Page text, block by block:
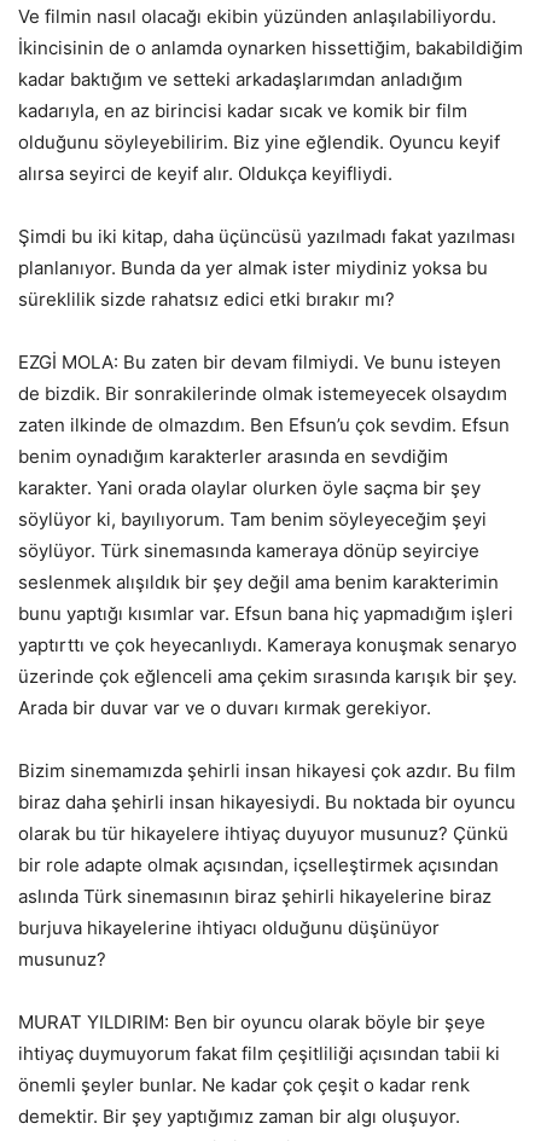
Ve filmin nasıl olacağı ekibin yüzünden anlaşılabiliyordu.
İkincisinin de o anlamda oynarken hissettiğim, bakabildiğim
kadar baktığım ve setteki arkadaşlarımdan anladığım
kadarıyla, en az birincisi kadar sıcak ve komik bir film
olduğunu söyleyebilirim. Biz yine eğlendik. Oyuncu keyif
alırsa seyirci de keyif alır. Oldukça keyifliydi.
Şimdi bu iki kitap, daha üçüncüsü yazılmadı fakat yazılması
planlanıyor. Bunda da yer almak ister miydiniz yoksa bu
süreklilik sizde rahatsız edici etki bırakır mı?
EZGİ MOLA: Bu zaten bir devam filmiydi. Ve bunu isteyen
de bizdik. Bir sonrakilerinde olmak istemeyecek olsaydım
zaten ilkinde de olmazdım. Ben Efsun’u çok sevdim. Efsun
benim oynadığım karakterler arasında en sevdiğim
karakter. Yani orada olaylar olurken öyle saçma bir şey
söylüyor ki, bayılıyorum. Tam benim söyleyeceğim şeyi
söylüyor. Türk sinemasında kameraya dönüp seyirciye
seslenmek alışıldık bir şey değil ama benim karakterimin
bunu yaptığı kısımlar var. Efsun bana hiç yapmadığım işleri
yaptırttı ve çok heyecanlıydı. Kameraya konuşmak senaryo
üzerinde çok eğlenceli ama çekim sırasında karışık bir şey.
Arada bir duvar var ve o duvarı kırmak gerekiyor.
Bizim sinemamızda şehirli insan hikayesi çok azdır. Bu film
biraz daha şehirli insan hikayesiydi. Bu noktada bir oyuncu
olarak bu tür hikayelere ihtiyaç duyuyor musunuz? Çünkü
bir role adapte olmak açısından, içselleştirmek açısından
aslında Türk sinemasının biraz şehirli hikayelerine biraz
burjuva hikayelerine ihtiyacı olduğunu düşünüyor
musunuz?
MURAT YILDIRIM: Ben bir oyuncu olarak böyle bir şeye
ihtiyaç duymuyorum fakat film çeşitliliği açısından tabii ki
önemli şeyler bunlar. Ne kadar çok çeşit o kadar renk
demektir. Bir şey yaptığımız zaman bir algı oluşuyor.